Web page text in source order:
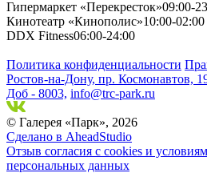
Гипермаркет «Перекресток»09:00-
Кинотеатр «Кинополис»10:00-02:00
DDX Fitness06:00-24:00
Политика конфиденциальности
Ростов-на-Дону, пр. Космонавтов,
Доб - 8003, info@trc-park.ru
© Галерея «Парк», 2026
Сделано в AheadStudio
Отзыв согласия с cookies и
персональных данных